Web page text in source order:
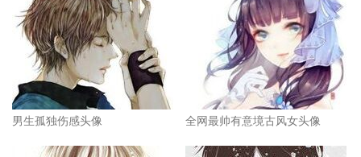
男生孤独伤感头像 全网最帅有意境古风女头像